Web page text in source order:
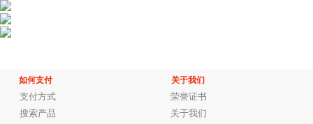
如何支付 关于我们
支付方式
荣誉证书
搜索产品
关于我们